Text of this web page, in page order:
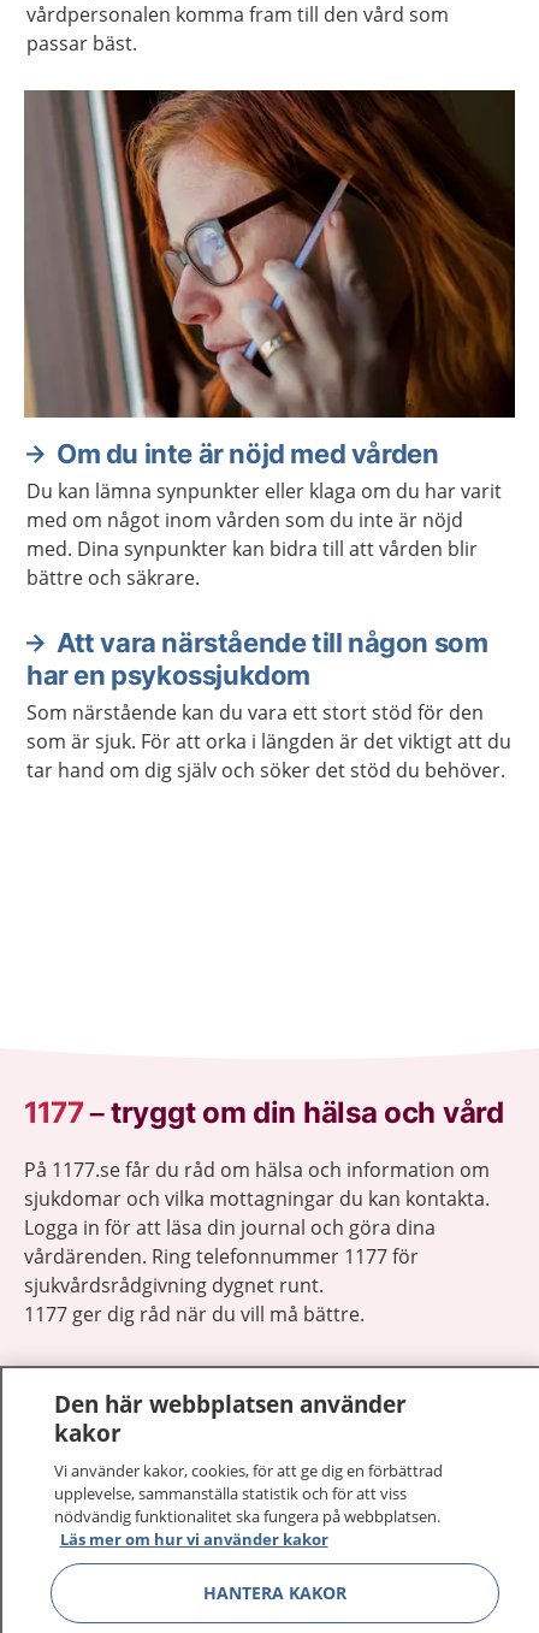
vårdpersonalen komma fram till den vård som
passar bäst.
Om du inte är nöjd med vården
Du kan lämna synpunkter eller klaga om du har varit
med om något inom vården som du inte är nöjd
med. Dina synpunkter kan bidra till att vården blir
bättre och säkrare.
Att vara närstående till någon som
har en psykossjukdom
Som närstående kan du vara ett stort stöd för den
som är sjuk. För att orka i längden är det viktigt att du
tar hand om dig själv och söker det stöd du behöver.
1177–tryggt om din hälsa och vård
På 1177.se får du råd om hälsa och information om
sjukdomar och vilka mottagningar du kan kontakta.
Logga in för att läsa din journal och göra dina
vårdärenden. Ring telefonnummer 1177 för
sjukvårdsrådgivning dygnet runt.
1177 ger dig råd när du vill må bättre.
1177 på flera språk
Om 1177
Kontakt Visa
Den här webbplatsen använder
kakor
Vi använder kakor, cookies, för att ge dig en förbättrad
upplevelse, sammanställa statistik och för att viss
nödvändig funktionalitet ska fungera på webbplatsen.
Läs mer om hur vi använder kakor
HANTERA KAKOR